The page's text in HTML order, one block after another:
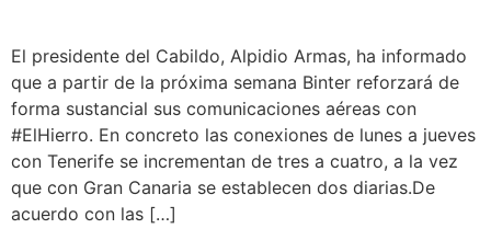
El presidente del Cabildo, Alpidio Armas, ha informado
que a partir de la próxima semana Binter reforzará de
forma sustancial sus comunicaciones aéreas con
#ElHierro. En concreto las conexiones de lunes a jueves
con Tenerife se incrementan de tres a cuatro, a la vez
que con Gran Canaria se establecen dos diarias.De
acuerdo con las […]